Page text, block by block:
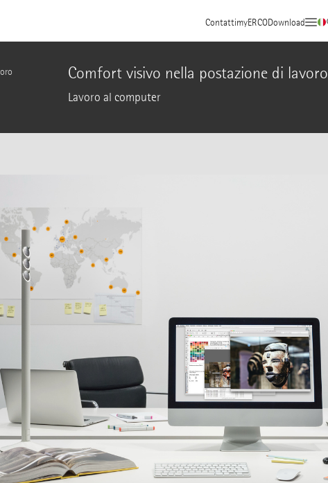
ContattimyERCODownload
Comfort visivo nella postazione di lavoro
Lavoro al computer